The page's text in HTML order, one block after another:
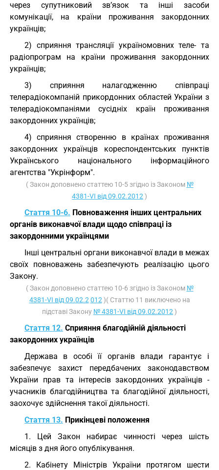
через супутниковий зв’язок та інші засоби
комунікації, на країни проживання закордонних
українців;
2) сприяння трансляції україномовних теле- та
радіопрограм на країни проживання закордонних
українців;
3) сприяння налагодженню співпраці
телерадіокомпаній прикордонних областей України з
телерадіокомпаніями сусідніх країн проживання
закордонних українців;
4) сприяння створенню в країнах проживання
закордонних українців кореспондентських пунктів
Українського національного інформаційного
агентства "Укрінформ".
( Закон доповнено статтею 10-5 згідно із Законом №
4381-VI від 09.02.2012 )
Стаття 10-6. Повноваження інших центральних
органів виконавчої влади щодо співпраці із
закордонними українцями
Інші центральні органи виконавчої влади в межах
своїх повноважень забезпечують реалізацію цього
Закону.
( Закон доповнено статтею 10-6 згідно із Законом №
4381-VI від 09.02.2 012 )( Статтю 11 виключено на
підставі Закону № 4381-VI від 09.02.2012 )
Стаття 12. Сприяння благодійній діяльності
закордонних українців
Держава в особі її органів влади гарантує і
забезпечує захист передбачених законодавством
України прав та інтересів закордонних українців -
учасників благодійництва та благодійної діяльності,
заохочує здійснення такої діяльності.
Стаття 13. Прикінцеві положення
1. Цей Закон набирає чинності через шість
місяців з дня його опублікування.
2. Кабінету Міністрів України протягом шести